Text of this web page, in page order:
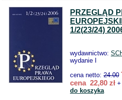
PRZEGLĄD
1/2(23/24)
wydawnictwo:
wydanie I
cena netto: 24.00
cena 22,80 zł
do koszyka